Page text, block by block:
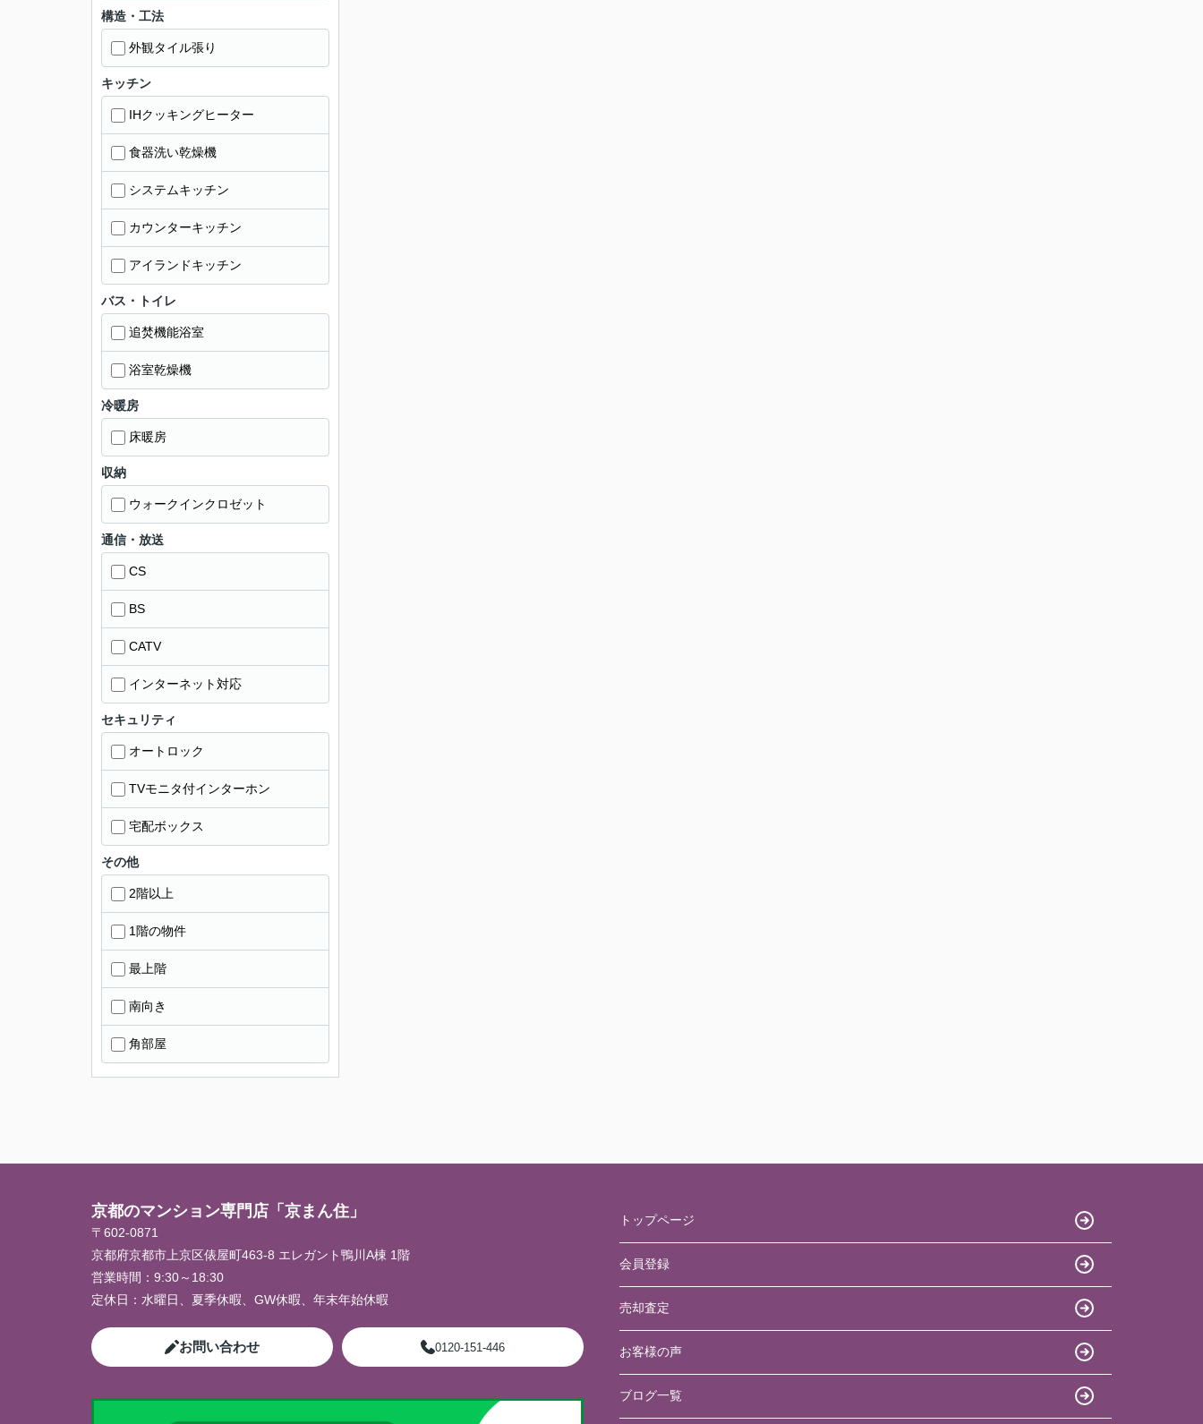
構造・工法
外観タイル張り
キッチン
IHクッキングヒーター
食器洗い乾燥機
システムキッチン
カウンターキッチン
アイランドキッチン
バス・トイレ
追焚機能浴室
浴室乾燥機
冷暖房
床暖房
収納
ウォークインクロゼット
通信・放送
CS
BS
CATV
インターネット対応
セキュリティ
オートロック
TVモニタ付インターホン
宅配ボックス
その他
2階以上
1階の物件
最上階
南向き
角部屋
京都のマンション専門店「京まん住」
〒602-0871
京都府京都市上京区俵屋町463-8 エレガント鴨川A棟 1階
営業時間： 9:30～18:30
定休日： 水曜日、夏季休暇、GW休暇、年末年始休暇
お問い合わせ 0120-151-446
トップページ
会員登録
売却査定
お客様の声
ブログ一覧